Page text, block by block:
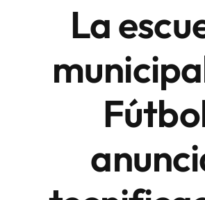
Sede Electrónica
La